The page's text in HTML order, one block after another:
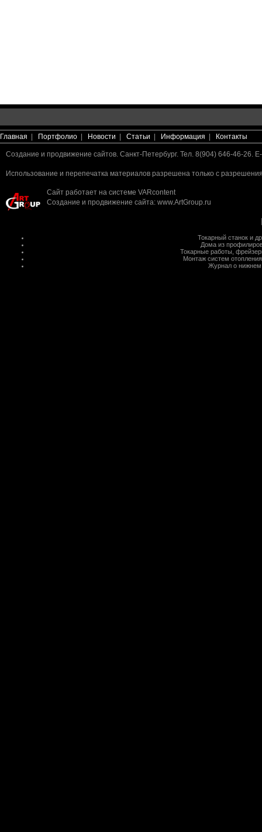
Главная Портфолио Новости Статьи Информация Контакты
Создание и продвижение сайтов. Санкт-Петербург. Тел. 8(904) 646-46-26.
Использование и перепечатка материалов разрешена только с
Сайт работает на системе VARcontent
Создание и продвижение сайта: www.ArtGroup.ru
Токарный станок и
Дома из
Токарные работы
Монтаж систем отопления
Журнал о нижнем